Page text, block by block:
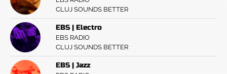
CLUJ SOUNDS BETTER
EBS | Electro
EBS RADIO
CLUJ SOUNDS BETTER
EBS | Jazz